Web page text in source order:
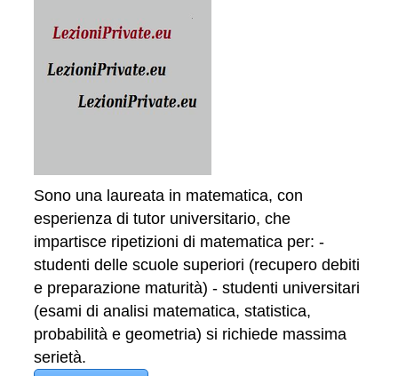
Sono una laureata in matematica, con
esperienza di tutor universitario, che
impartisce ripetizioni di matematica per: -
studenti delle scuole superiori (recupero debiti
e preparazione maturità) - studenti universitari
(esami di analisi matematica, statistica,
probabilità e geometria) si richiede massima
serietà.